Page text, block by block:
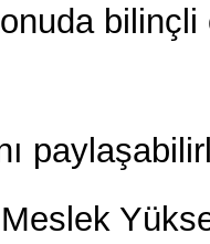
bilinçli